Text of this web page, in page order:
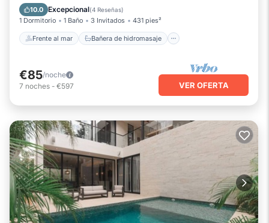
10.0 Excepcional(4 Reseñas)
1 Dormitorio 1 Baño 3 Invitados 431 pies²
Frente al mar Bañera de hidromasaje
Desayuno
Aparcamiento
€85/noche
7 noches - €597 VER OFERTA